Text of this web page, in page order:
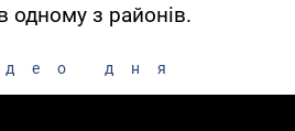
одному з районів.
дня